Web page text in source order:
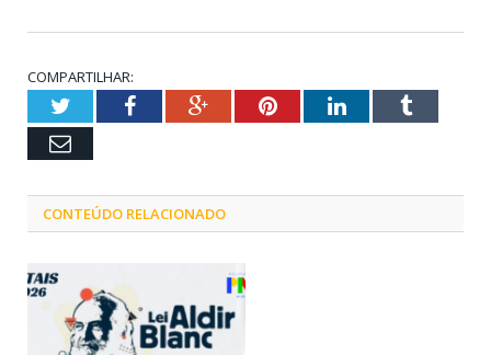
COMPARTILHAR:
TwitterFacebookGoogle+PinterestLinkedInTumblr
Email
CONTEÚDO RELACIONADO